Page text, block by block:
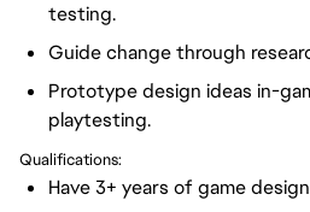
testing.
Guide change through
Prototype design ideas in-
playtesting.
Qualifications:
Have 3+ years of game